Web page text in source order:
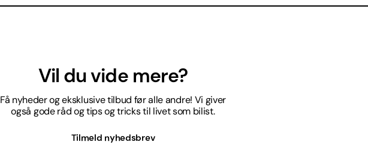
Vil du vide mere?
Få nyheder og eksklusive tilbud før alle andre! Vi giver
også gode råd og tips og tricks til livet som bilist.
Tilmeld nyhedsbrev